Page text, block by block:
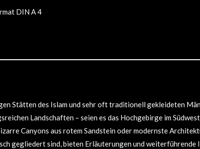
DIN A 4
Stätten des Islam und sehr oft traditionell gekleideten
Landschaften – seien es das Hochgebirge im
Canyons aus rotem Sandstein oder modernste
gegliedert sind, bieten Erläuterungen und weiterführende